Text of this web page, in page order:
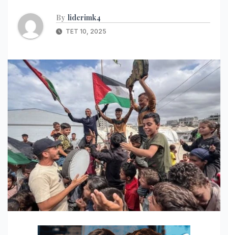
By liderimk4
TET 10, 2025